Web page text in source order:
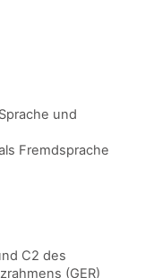
und
Fremdsprache
C2 des
(GER)